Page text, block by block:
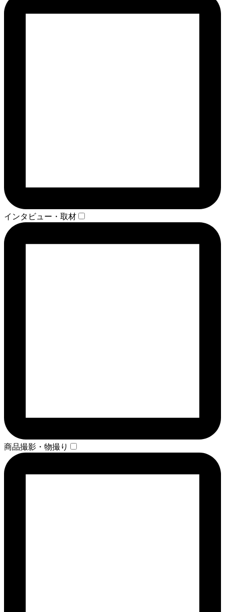
インタビュー・取材
商品撮影・物撮り